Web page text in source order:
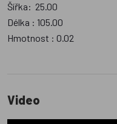
Šířka: 25.00
Délka : 105.00
Hmotnost : 0.02
Video